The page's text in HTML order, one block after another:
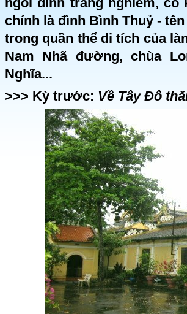
chính là đình Bình Thuỷ -
trong quần thể di tích của
Nam Nhã đường, chùa
Nghĩa...
>>> Kỳ trước: Về Tây Đô